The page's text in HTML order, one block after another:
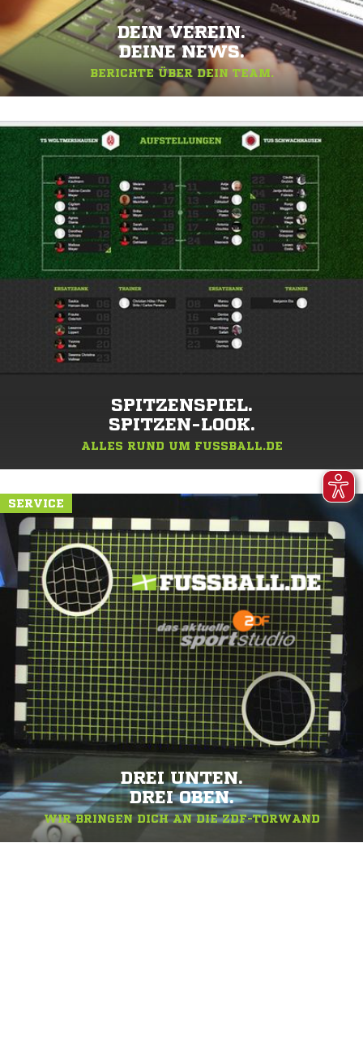
DEIN VEREIN.
DEINE NEWS.
BERICHTE ÜBER DEIN TEAM.
SPITZENSPIEL.
SPITZEN-LOOK.
ALLES RUND UM FUSSBALL.DE
SERVICE
DREI UNTEN.
DREI OBEN.
WIR BRINGEN DICH AN DIE ZDF-TORWAND